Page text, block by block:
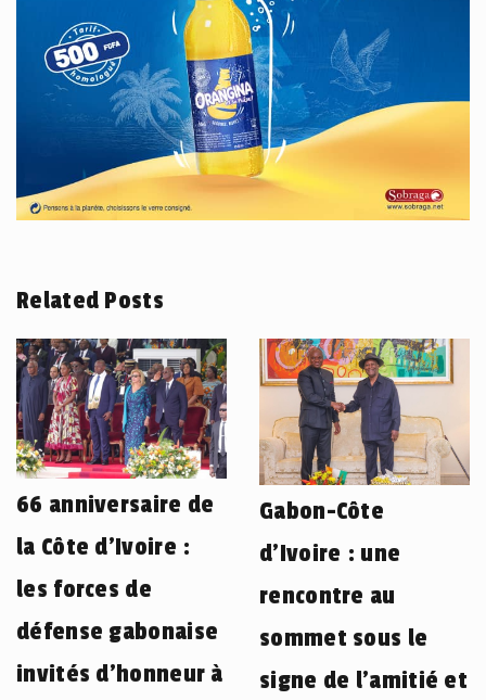
Related Posts
66 anniversaire de
la Côte d’Ivoire :
les forces de
défense gabonaise
invités d’honneur à
Gabon-Côte
d’Ivoire : une
rencontre au
sommet sous le
signe de l’amitié et